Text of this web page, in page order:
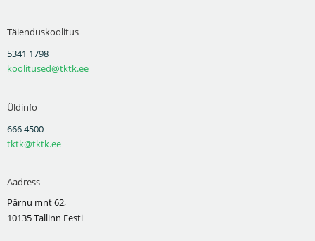
Täienduskoolitus
5341 1798
koolitused@tktk.ee
Üldinfo
666 4500
tktk@tktk.ee
Aadress
Pärnu mnt 62,
10135 Tallinn Eesti